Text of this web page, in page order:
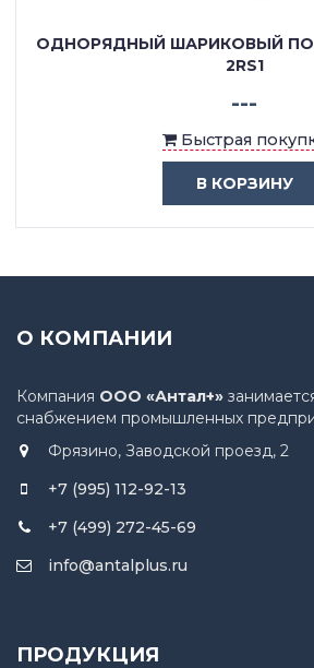
ОДНОРЯДНЫЙ ШАРИКОВЫЙ
2RS1
---
Быстрая
В КОРЗИНУ
О КОМПАНИИ
Компания ООО «Антал+»
снабжением промышленных
Фрязино, Заводской проезд, 2
+7 (995) 112-92-13
+7 (499) 272-45-69
info@antalplus.ru
ПРОДУКЦИЯ